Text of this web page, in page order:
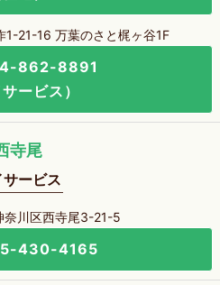
1-21-16 万葉のさと梶ヶ谷1F
862-8891
サービス）
寺尾
サービス
奈川区西寺尾3-21-5
430-4165